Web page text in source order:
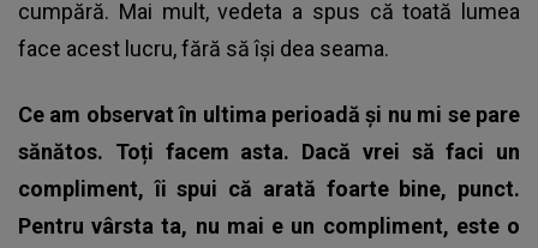
cumpără. Mai mult, vedeta a spus că toată lumea
face acest lucru, fără să își dea seama.
Ce am observat în ultima perioadă și nu mi se pare
sănătos. Toți facem asta. Dacă vrei să faci un
compliment, îi spui că arată foarte bine, punct.
Pentru vârsta ta, nu mai e un compliment, este o